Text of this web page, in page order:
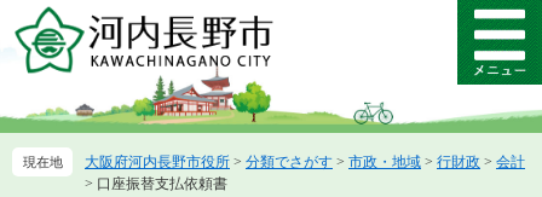
ー
先
ニ
を
メ
ニ
ー
大阪府河内長野市役所 > 分類でさがす > 市政・地域 > 行財政 > 会計
> 口座振替支払依頼書